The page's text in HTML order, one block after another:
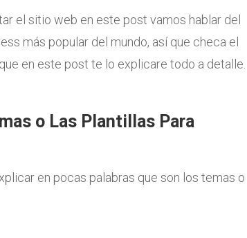
el sitio web en este post vamos hablar del
más popular del mundo, así que checa el
en este post te lo explicare todo a detalle.
o Las Plantillas Para
en pocas palabras que son los temas o